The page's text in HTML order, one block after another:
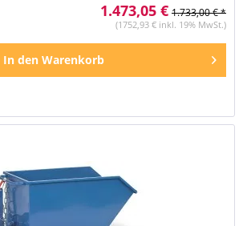
1.473,05 € 1.733,00 € *
(1752,93 € inkl. 19% MwSt.)
In den Warenkorb